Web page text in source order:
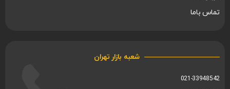
تماس باما
شعبه بازار تهران
021-33948542